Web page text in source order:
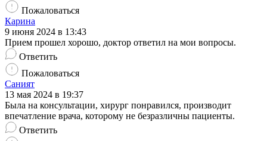
Пожаловаться
Карина
9 июня 2024 в 13:43
Прием прошел хорошо, доктор ответил на мои вопросы.
Ответить
Пожаловаться
Саният
13 мая 2024 в 19:37
Была на консультации, хирург понравился, производит
впечатление врача, которому не безразличны пациенты.
Ответить